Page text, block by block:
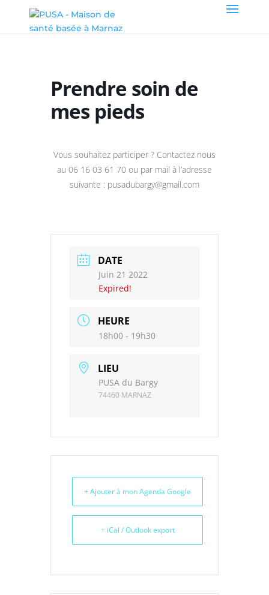
Prendre soin de
mes pieds
Vous souhaitez participer ? Contactez nous
au 06 16 03 61 70 ou par mail à l’adresse
suivante : pusadubargy@gmail.com
DATE
Juin 21 2022
Expired!
HEURE
18h00 - 19h30
LIEU
PUSA du Bargy
74460 MARNAZ
+ Ajouter à mon Agenda Google
+ iCal / Outlook export